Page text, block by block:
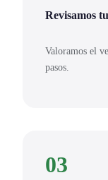
Revisamos
Valoramos el
pasos.
03